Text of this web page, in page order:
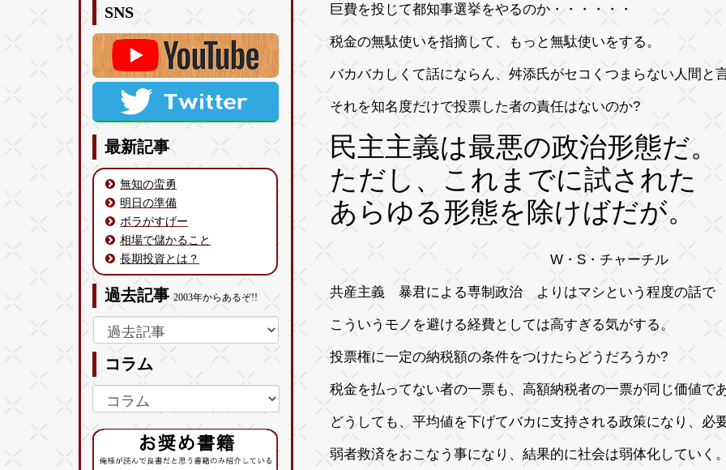
SNS
最新記事
無知の蛮勇
明日の準備
ボラがすげー
相場で儲かること
長期投資とは？
過去記事2003年からあるぞ!!
コラム
巨費を投じて都知事選挙をやるのか・・・・・・
税金の無駄使いを指摘して、もっと無駄使いをする。
バカバカしくて話にならん、舛添氏がセコくつまらない人間と
それを知名度だけで投票した者の責任はないのか?
民主主義は最悪の政治形態だ。
ただし、これまでに試された
あらゆる形態を除けばだが。
W・S・チャーチル
共産主義 暴君による専制政治 よりはマシという程度の話で
こういうモノを避ける経費としては高すぎる気がする。
投票権に一定の納税額の条件をつけたらどうだろうか?
税金を払ってない者の一票も、高額納税者の一票が同じ価値で
どうしても、平均値を下げてバカに支持される政策になり、必
弱者救済をおこなう事になり、結果的に社会は弱体化していく